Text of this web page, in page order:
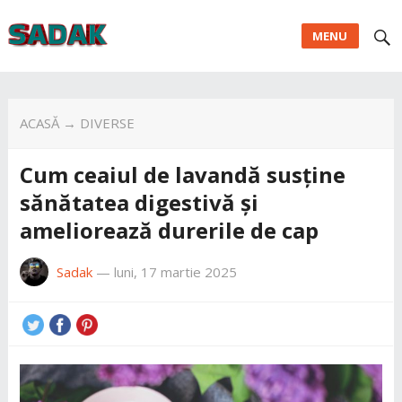
MENU
ACASĂ→ DIVERSE
Cum ceaiul de lavandă susține
sănătatea digestivă și
ameliorează durerile de cap
Sadak— luni, 17 martie 2025